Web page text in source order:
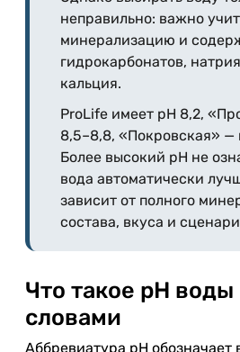
неправильно: важно
минерализацию и
гидрокарбонатов,
кальция.
ProLife имеет pH 8,2,
8,5–8,8, «Покровская» —
Более высокий pH не
вода автоматически
зависит от полного
состава, вкуса и
Что такое pH
словами
Аббревиатура pH обозначает